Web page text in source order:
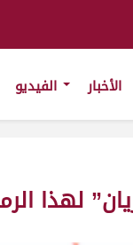
الأخبار
لهذا